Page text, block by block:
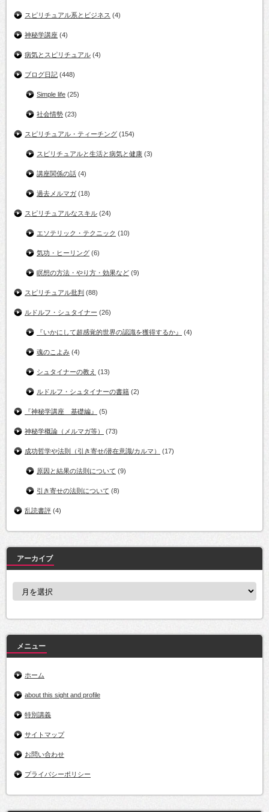
スピリチュアル系とビジネス (4)
神秘学講座 (4)
病気とスピリチュアル (4)
ブログ日記 (448)
Simple life (25)
社会情勢 (23)
スピリチュアル・ティーチング (154)
スピリチュアルと生活と病気と健康 (3)
講座関係の話 (4)
過去メルマガ (18)
スピリチュアルなスキル (24)
エソテリック・テクニック (10)
気功・ヒーリング (6)
瞑想の方法・やり方・効果など (9)
スピリチュアル批判 (88)
ルドルフ・シュタイナー (26)
『いかにして超感覚的世界の認識を獲得するか』 (4)
魂のこよみ (4)
シュタイナーの教え (13)
ルドルフ・シュタイナーの書籍 (2)
『神秘学講座 基礎編』 (5)
神秘学概論（メルマガ等） (73)
成功哲学や法則（引き寄せ/潜在意識/カルマ） (17)
原因と結果の法則について (9)
引き寄せの法則について (8)
乱読書評 (4)
アーカイブ
ア
ブ
メニュー
ホーム
about this sight and profile
特別講義
サイトマップ
お問い合わせ
プライバシーポリシー